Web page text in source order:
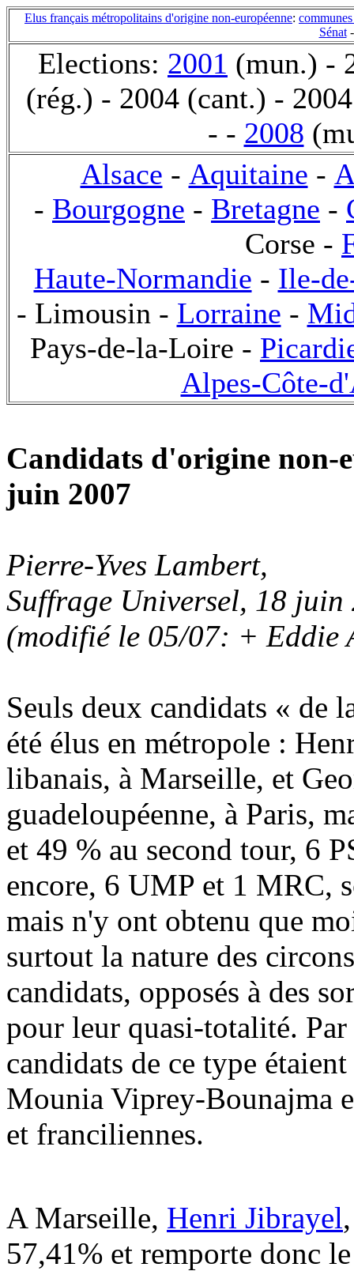
Elus français métropolitains d'origine non-européenne:
Sénat
Elections: 2001 (mun.) -
(rég.) - 2004 (cant.) -
- - 2008
Alsace - Aquitaine -
- Bourgogne - Bretagne -
Corse -
Haute-Normandie - Ile-
- Limousin - Lorraine -
Pays-de-la-Loire -
Alpes-Côte-
Candidats d'origine non-
juin 2007
Pierre-Yves Lambert,
Suffrage Universel, 18 juin
(modifié le 05/07: + Eddie
Seuls deux candidats « de
été élus en métropole :
libanais, à Marseille, et
guadeloupéenne, à Paris,
et 49 % au second tour, 6
encore, 6 UMP et 1 MRC,
mais n'y ont obtenu que
surtout la nature des
candidats, opposés à des
pour leur quasi-totalité.
candidats de ce type
Mounia Viprey-Bounajma
et franciliennes.
A Marseille, Henri Jibrayel
57,41% et remporte donc